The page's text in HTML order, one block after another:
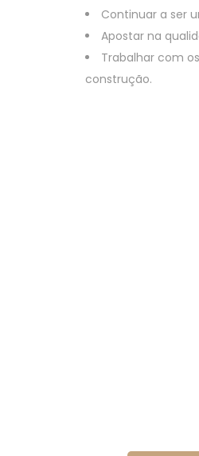
Continuar a ser
Apostar na
Trabalhar com
construção.